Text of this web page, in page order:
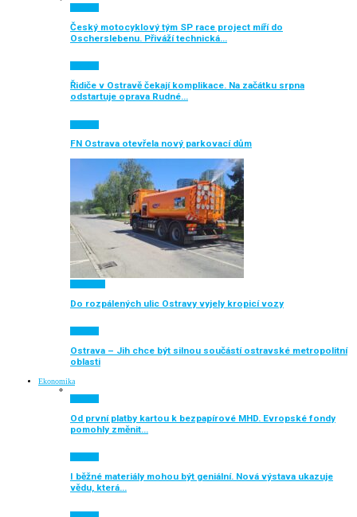
Český motocyklový tým SP race project míří do
Oscherslebenu. Přiváží technická…
Řidiče v Ostravě čekají komplikace. Na začátku srpna
odstartuje oprava Rudné…
FN Ostrava otevřela nový parkovací dům
Do rozpálených ulic Ostravy vyjely kropicí vozy
Ostrava – Jih chce být silnou součástí ostravské metropolitní
oblasti
Ekonomika
Od první platby kartou k bezpapírové MHD. Evropské fondy
pomohly změnit…
I běžné materiály mohou být geniální. Nová výstava ukazuje
vědu, která…